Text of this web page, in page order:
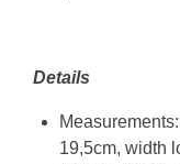
Details
19,5cm, width